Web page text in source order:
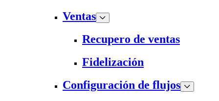
Ventas
Recupero de ventas
Fidelización
Configuración de flujos